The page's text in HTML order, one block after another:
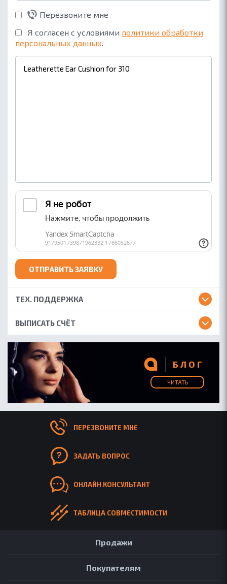
Перезвоните мне
Я согласен с условиями политики обработки
персональных данных.
ОТПРАВИТЬ ЗАЯВКУ
ТЕХ. ПОДДЕРЖКА
ВЫПИСАТЬ СЧЁТ
БЛОГ
ЧИТАТЬ
ПЕРЕЗВОНИТЕ МНЕ
ЗАДАТЬ ВОПРОС
ОНЛАЙН КОНСУЛЬТАНТ
ТАБЛИЦА СОВМЕСТИМОСТИ
Продажи
Покупателям